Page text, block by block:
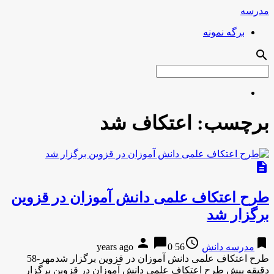
مدرسه
برگه نمونه
search
برچسب: اعتکاف شد
description
طرح اعتکاف علمی دانش آموزان در قزوین
برگزار شد
bookmark مدرسه دانش access_time
56 years ago
person chat_bubble0
طرح اعتکاف علمی دانش آموزان در قزوین برگزار شدمهر-58
دقیقه پیش طرح اعتکاف علمی دانش آموزان در قزوین برگزار